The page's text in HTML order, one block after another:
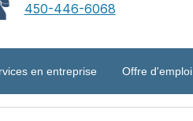
450-446-6068
en entreprise Offre d'emploi